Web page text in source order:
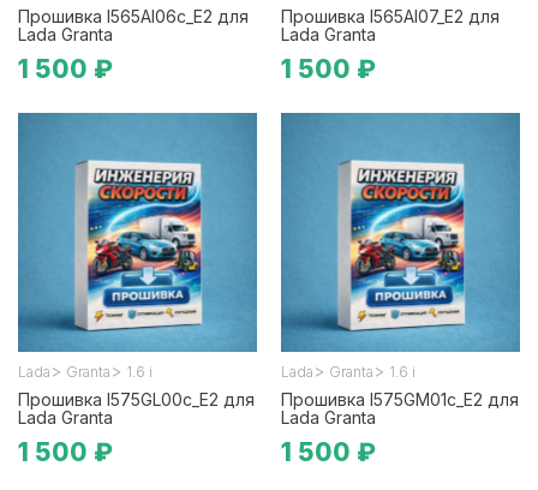
Прошивка I565AI06c_E2 для
Lada Granta
1 500 ₽
Прошивка I565AI07_E2 для
Lada Granta
1 500 ₽
Lada > Granta > 1.6 i
Прошивка I575GL00c_E2 для
Lada Granta
1 500 ₽
Lada > Granta > 1.6 i
Прошивка I575GM01c_E2 для
Lada Granta
1 500 ₽